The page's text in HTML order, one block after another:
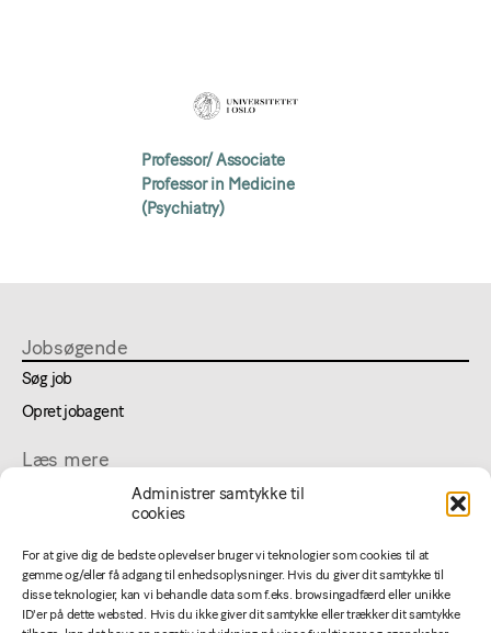
Administrer samtykke til
cookies
For at give dig de bedste oplevelser bruger vi teknologier som cookies til at
gemme og/eller få adgang til enhedsoplysninger. Hvis du giver dit samtykke til
disse teknologier, kan vi behandle data som f.eks. browsingadfærd eller unikke
ID'er på dette websted. Hvis du ikke giver dit samtykke eller trækker dit samtykke
Professor/ Associate
Professor in Medicine
(Psychiatry)
Jobsøgende
Søg job
Opret jobagent
Læs mere
Cookie- og privatlivspolitik
For annoncører